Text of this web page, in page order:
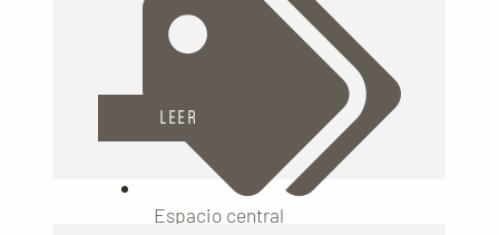
Espacio central
LEER